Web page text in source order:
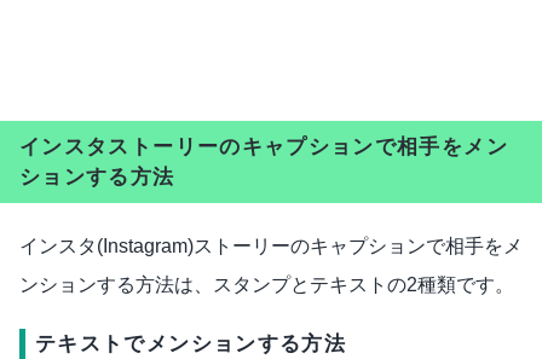
インスタストーリーのキャプションで相手をメン
ションする方法
インスタ(Instagram)ストーリーのキャプションで相手をメ
ンションする方法は、スタンプとテキストの2種類です。
テキストでメンションする方法